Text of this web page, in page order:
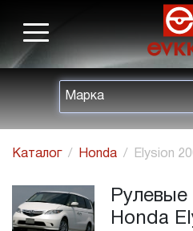
Каталог Honda Elysion
Honda